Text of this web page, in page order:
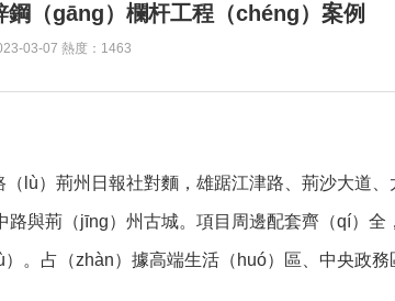
（gāng）欄杆工程（chéng）案例
03-07 熱度：1463
lù）荊州日報社對麵，雄踞江津路、荊沙大道、
與荊（jīng）州古城。項目周邊配套齊（qí）全
。占（zhàn）據高端生活（huó）區、中央政務